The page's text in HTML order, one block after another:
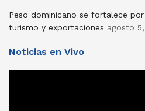
Peso dominicano se fortalece
turismo y exportaciones agosto
Noticias en Vivo